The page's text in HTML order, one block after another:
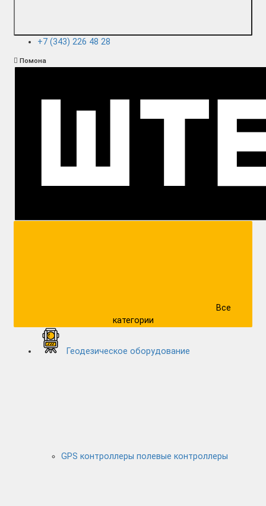
+7 (343) 226 48 28
Помона
Все
категории
Геодезическое оборудование
GPS контроллеры полевые контроллеры